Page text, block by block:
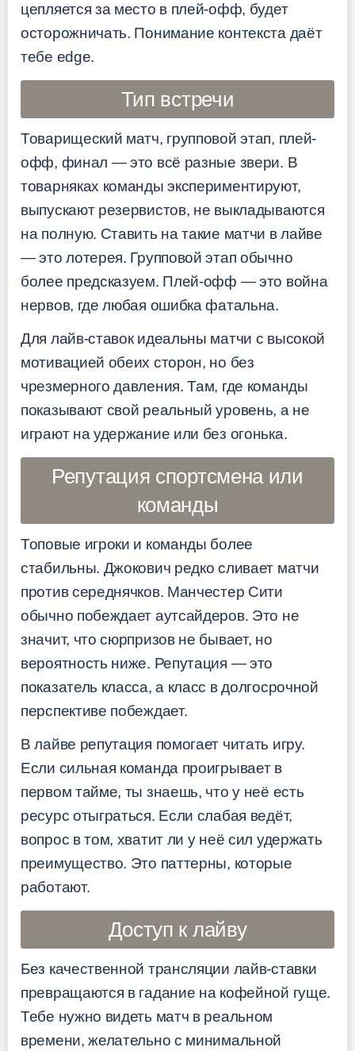
цепляется за место в плей-офф, будет
осторожничать. Понимание контекста даёт
тебе edge.
Тип встречи
Товарищеский матч, групповой этап, плей-
офф, финал — это всё разные звери. В
товарняках команды экспериментируют,
выпускают резервистов, не выкладываются
на полную. Ставить на такие матчи в лайве
— это лотерея. Групповой этап обычно
более предсказуем. Плей-офф — это война
нервов, где любая ошибка фатальна.
Для лайв-ставок идеальны матчи с высокой
мотивацией обеих сторон, но без
чрезмерного давления. Там, где команды
показывают свой реальный уровень, а не
играют на удержание или без огонька.
Репутация спортсмена или
команды
Топовые игроки и команды более
стабильны. Джокович редко сливает матчи
против середнячков. Манчестер Сити
обычно побеждает аутсайдеров. Это не
значит, что сюрпризов не бывает, но
вероятность ниже. Репутация — это
показатель класса, а класс в долгосрочной
перспективе побеждает.
В лайве репутация помогает читать игру.
Если сильная команда проигрывает в
первом тайме, ты знаешь, что у неё есть
ресурс отыграться. Если слабая ведёт,
вопрос в том, хватит ли у неё сил удержать
преимущество. Это паттерны, которые
работают.
Доступ к лайву
Без качественной трансляции лайв-ставки
превращаются в гадание на кофейной гуще.
Тебе нужно видеть матч в реальном
времени, желательно с минимальной